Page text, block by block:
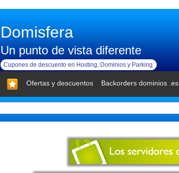
Domisfera
Un punto de vista diferente
Cupones de descuento en Hosting, Dominios y Parking
Ofertas y descuentos Backorders dominios .es